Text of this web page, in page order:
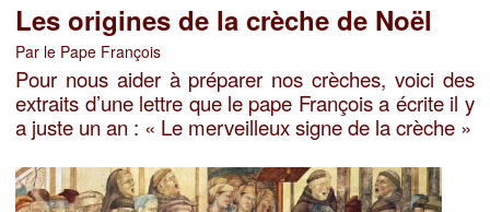
Les origines de la crèche de Noël
Par le Pape François
Pour nous aider à préparer nos crèches, voici des
extraits d’une lettre que le pape François a écrite il y
a juste un an : « Le merveilleux signe de la crèche »